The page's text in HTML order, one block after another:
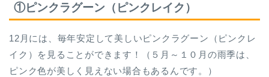
①ピンクラグーン（ピンクレイク）
12月には、毎年安定して美しいピンクラグーン（ピンクレ
イク）を見ることができます！（５月～１０月の雨季は、
ピンク色が美しく見えない場合もあるんです。）